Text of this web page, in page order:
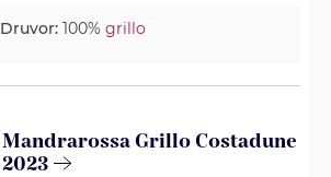
Druvor: 100%grillo
Mandrarossa Grillo Costadune
2023